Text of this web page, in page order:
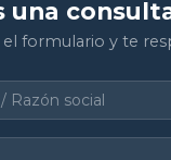
una
formulario y te